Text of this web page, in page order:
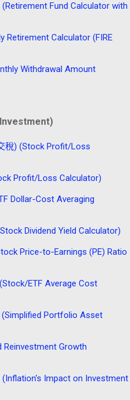
Fund Calculator with
Retirement Calculator (FIRE
Withdrawal Amount
稅) (Stock Profit/Loss
Profit/Loss Calculator)
Dollar-Cost Averaging
Dividend Yield Calculator)
Price-to-Earnings (PE) Ratio
ETF Average Cost
Portfolio Asset
Reinvestment Growth
Impact on Investment